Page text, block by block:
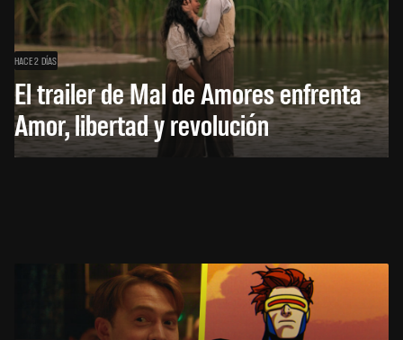
HACE 2 DÍAS
El trailer de Mal de Amores enfrenta
Amor, libertad y revolución